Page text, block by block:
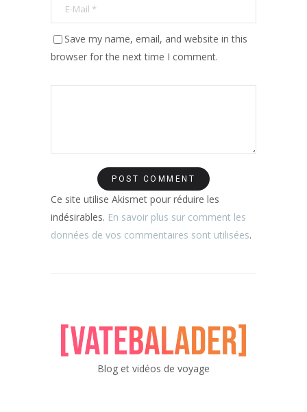
Save my name, email, and website in this
browser for the next time I comment.
Ce site utilise Akismet pour réduire les
indésirables. En savoir plus sur comment les
données de vos commentaires sont utilisées.
Blog et vidéos de voyage